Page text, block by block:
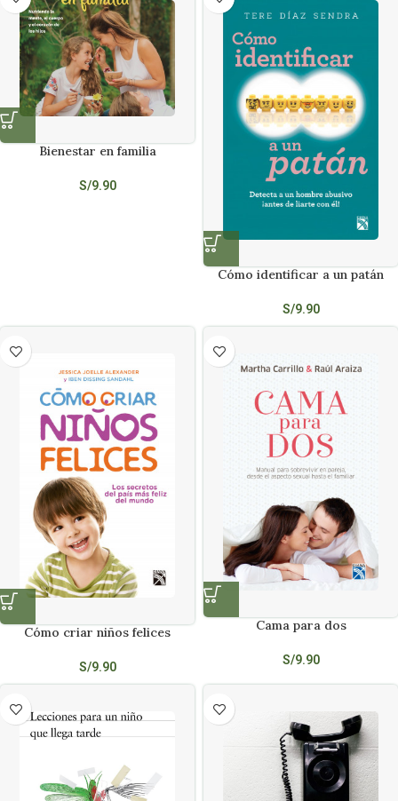
Bienestar en familia
S/9.90
Cómo identificar a un patán
S/9.90
Cómo criar niños felices
S/9.90
Cama para dos
S/9.90